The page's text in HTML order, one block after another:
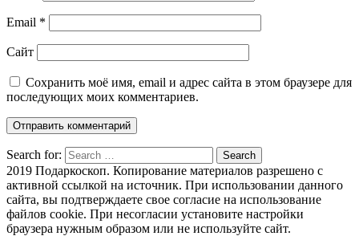
Email *
Сайт
Сохранить моё имя, email и адрес сайта в этом браузере для
последующих моих комментариев.
Search for: Search
2019 Подаркоскоп. Копирование материалов разрешено с
активной ссылкой на источник. При использовании данного
сайта, вы подтверждаете свое согласие на использование
файлов cookie. При несогласии установите настройки
браузера нужным образом или не используйте сайт.